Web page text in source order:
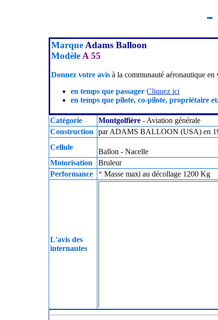
-
Marque Adams Balloon
Modèle A 55
Donnez votre avis à la communauté aéronautique en
en temps que passager Cliquez ici
en temps que pilote, co-pilote, propriétaire
Catégorie Montgolfière - Aviation générale
Construction
par ADAMS BALLOON (USA) en
Cellule
Ballon - Nacelle
Motorisation
Bruleur
Performance
* Masse maxi au décollage 1200 Kg
L'avis des
internautes